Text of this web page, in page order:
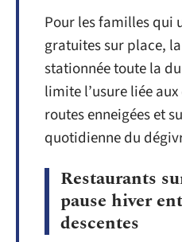
Pour les familles qui
gratuites sur place,
stationnée toute la
limite l’usure liée
routes enneigées et
quotidienne du
Restaurants
pause hiver
descentes